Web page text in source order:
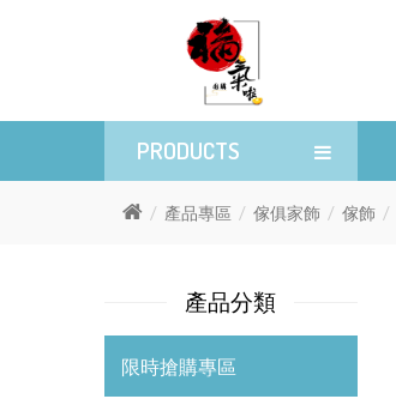
PRODUCTS
產品專區 傢俱家飾 傢飾
產品分類
限時搶購專區